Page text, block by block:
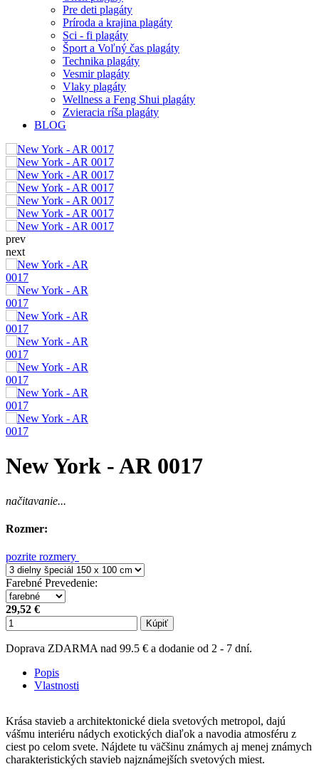
Pre deti plagáty
Príroda a krajina plagáty
Sci - fi plagáty
Šport a Voľný čas plagáty
Technika plagáty
Vesmir plagáty
Vlaky plagáty
Wellness a Feng Shui plagáty
Zvieracia ríša plagáty
BLOG
prev
next
New York - AR 0017
načitavanie...
Rozmer:
pozrite rozmery
Farebné Prevedenie:
29,52 €
Kúpiť
Doprava ZDARMA nad 99.5 € a dodanie od 2 - 7 dní.
Popis
Vlastnosti
Krása stavieb a architektonické diela svetových metropol, dajú
vášmu interiéru nádych exotických diaľok a navodia atmosféru z
ciest po celom svete. Nájdete tu väčšinu známych aj menej známych
charakteristických stavieb najznámejších svetových miest.